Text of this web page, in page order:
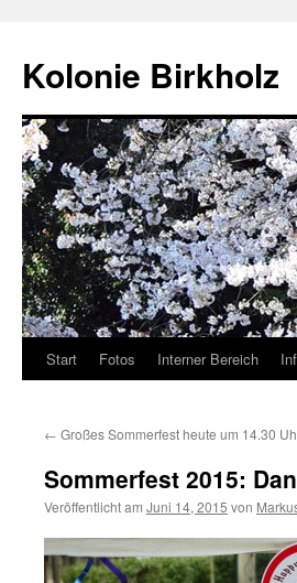
Kolonie Birkholz
Start Fotos Interner Bereich
← Großes Sommerfest heute um 14.30
Sommerfest 2015:
Veröffentlicht am Juni 14, 2015 von